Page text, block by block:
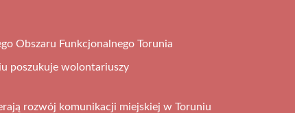
Obszaru Funkcjonalnego Torunia
poszukuje wolontariuszy
rozwój komunikacji miejskiej w Toruniu